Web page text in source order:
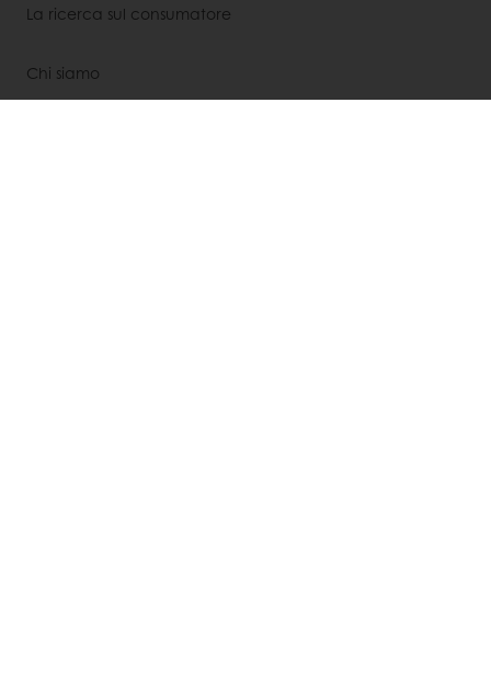
La ricerca sul consumatore
Chi siamo
News